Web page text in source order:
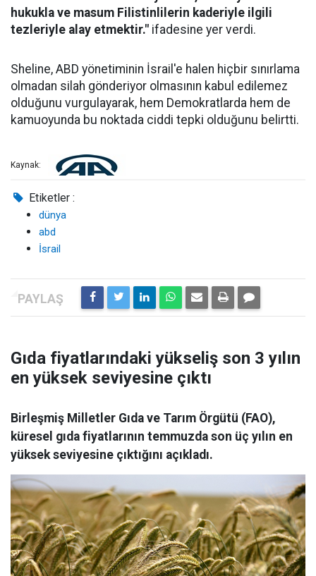
hukukla ve masum Filistinlilerin kaderiyle ilgili
tezleriyle alay etmektir." ifadesine yer verdi.
Sheline, ABD yönetiminin İsrail'e halen hiçbir sınırlama
olmadan silah gönderiyor olmasının kabul edilemez
olduğunu vurgulayarak, hem Demokratlarda hem de
kamuoyunda bu noktada ciddi tepki olduğunu belirtti.
Kaynak:
Etiketler :
dünya
abd
İsrail
Gıda fiyatlarındaki yükseliş son 3 yılın
en yüksek seviyesine çıktı
Birleşmiş Milletler Gıda ve Tarım Örgütü (FAO),
küresel gıda fiyatlarının temmuzda son üç yılın en
yüksek seviyesine çıktığını açıkladı.